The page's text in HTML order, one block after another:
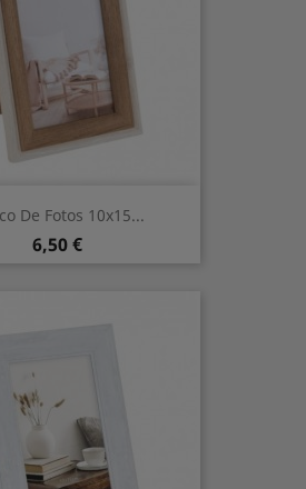
De Fotos 10x15...
Precio
6,50 €